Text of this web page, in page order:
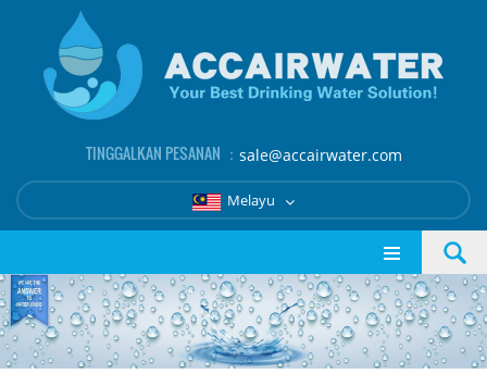
TINGGALKAN PESANAN ： sale@accairwater.com
Melayu